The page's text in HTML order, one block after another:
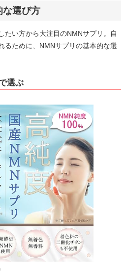
な選び方
たい方から大注目のNMNサプリ。自
るために、NMNサプリの基本的な選
選ぶ